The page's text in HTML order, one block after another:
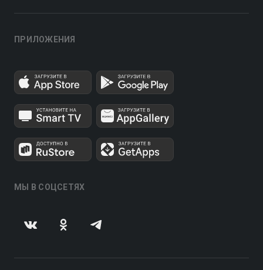
ПРИЛОЖЕНИЯ
МЫ В СОЦСЕТЯХ